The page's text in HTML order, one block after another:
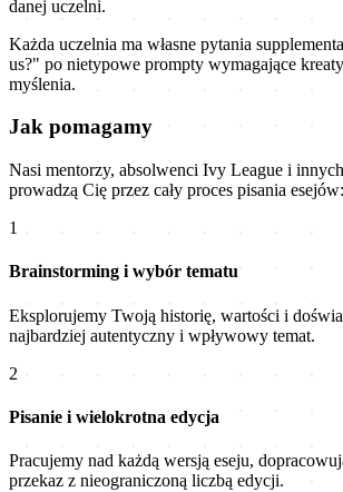
danej uczelni.
Każda uczelnia ma własne pytania
us?" po nietypowe prompty wymagające
myślenia.
Jak pomagamy
Nasi mentorzy, absolwenci Ivy League i
prowadzą Cię przez cały proces pisania esejów:
1
Brainstorming i wybór tematu
Eksplorujemy Twoją historię, wartości i
najbardziej autentyczny i wpływowy temat.
2
Pisanie i wielokrotna edycja
Pracujemy nad każdą wersją eseju,
przekaz z nieograniczoną liczbą edycji.